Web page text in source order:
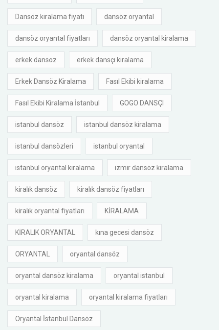
Dansöz kiralama fiyatı dansöz oryantal
dansöz oryantal fiyatları dansöz oryantal kiralama
erkek dansoz erkek dansçı kiralama
Erkek Dansöz Kiralama Fasıl Ekibi kiralama
Fasıl Ekibi Kiralama İstanbul GOGO DANSÇI
istanbul dansöz istanbul dansöz kiralama
istanbul dansözleri istanbul oryantal
istanbul oryantal kiralama izmir dansöz kiralama
kiralık dansöz kiralık dansöz fiyatları
kiralık oryantal fiyatları KİRALAMA
KİRALIK ORYANTAL kına gecesi dansöz
ORYANTAL oryantal dansöz
oryantal dansöz kiralama oryantal istanbul
oryantal kiralama oryantal kiralama fiyatları
Oryantal İstanbul Dansöz